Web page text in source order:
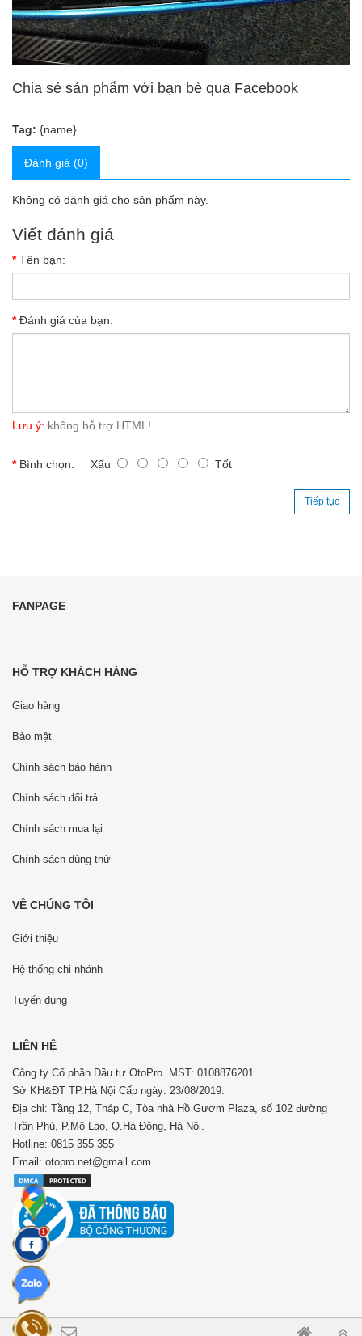
Chia sẻ sản phẩm với bạn bè qua Facebook
Tag: {name}
Đánh giá (0)
Không có đánh giá cho sản phẩm này.
Viết đánh giá
Tên bạn:
Đánh giá của bạn:
Lưu ý: không hỗ trợ HTML!
Bình chọn: Xấu Tốt
Tiếp tục
FANPAGE
HỖ TRỢ KHÁCH HÀNG
Giao hàng
Bảo mật
Chính sách bảo hành
Chính sách đổi trả
Chính sách mua lại
Chính sách dùng thử
VỀ CHÚNG TÔI
Giới thiệu
Hệ thống chi nhánh
Tuyển dụng
LIÊN HỆ
Công ty Cổ phần Đầu tư OtoPro. MST: 0108876201.
Sở KH&ĐT TP.Hà Nội Cấp ngày: 23/08/2019.
Địa chỉ: Tầng 12, Tháp C, Tòa nhà Hồ Gươm Plaza, số 102 đường
Trần Phú, P.Mộ Lao, Q.Hà Đông, Hà Nội.
Hotline: 0815 355 355
Email: otopro.net@gmail.com